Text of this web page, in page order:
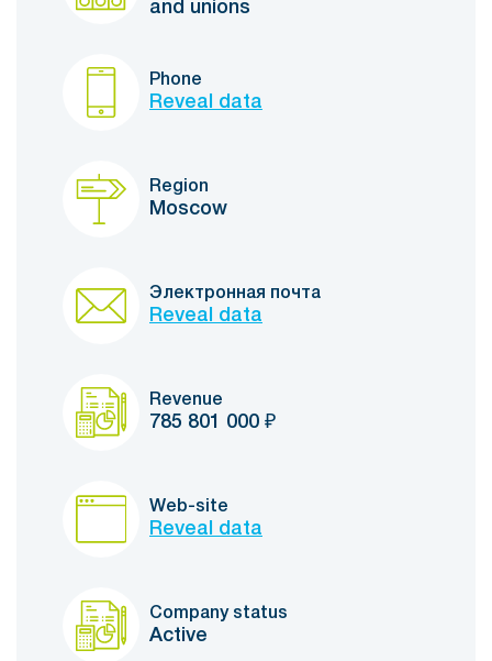
and unions
Phone
Reveal data
Region
Moscow
Электронная почта
Reveal data
Revenue
785 801 000 ₽
Web-site
Reveal data
Company status
Active